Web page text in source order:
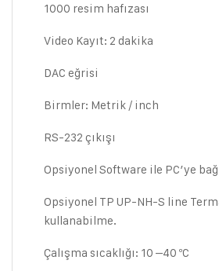
1000 resim hafızası
Video Kayıt: 2 dakika
DAC eğrisi
Birmler: Metrik / inch
RS-232 çıkışı
Opsiyonel Software ile PC’ye
Opsiyonel TP UP-NH-S line
kullanabilme.
Çalışma sıcaklığı: 10 –40 ºC